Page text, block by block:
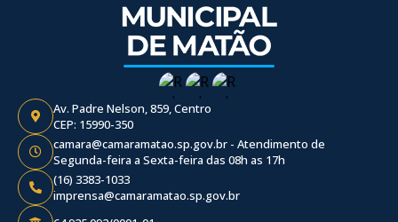
Av. Padre Nelson, 859, Centro
CEP: 15990-350
(16) 3383-1033
imprensa@camaramatao.sp.gov.br
camara@camaramatao.sp.gov.br - Atendimento de
Segunda-feira a Sexta-feira das 08h as 17h